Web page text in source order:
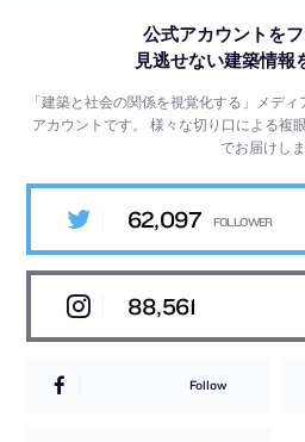
公式アカウントをフ
見逃せない建築情報
「建築と社会の関係を視覚化する」メデ
アカウントです。様々な切り口による複
でお届けしま
62,097
88,561
Follow